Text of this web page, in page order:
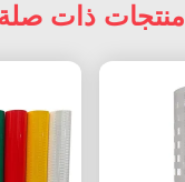
منتجات ذات